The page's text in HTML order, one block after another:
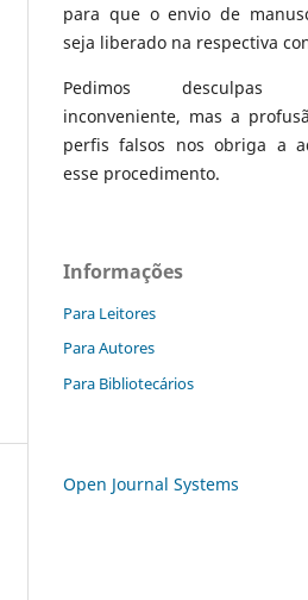
para que o envio de
seja liberado na respectiva
Pedimos desculpas
inconveniente, mas a
perfis falsos nos obriga a
esse procedimento.
Informações
Para Leitores
Para Autores
Para Bibliotecários
Open Journal Systems